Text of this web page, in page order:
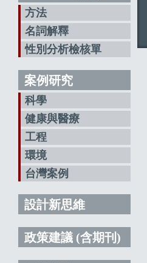
方法
名詞解釋
性別分析檢核單
案例研究
科學
健康與醫療
工程
環境
台灣案例
設計新思維
政策建議 (含期刊)